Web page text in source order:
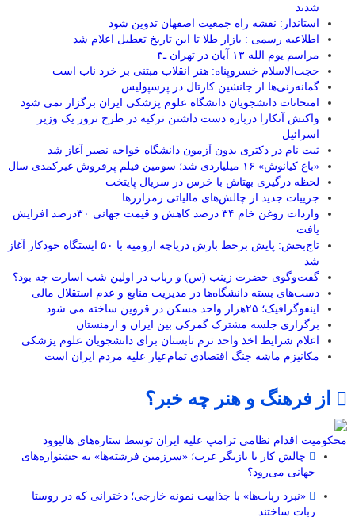
شدند
استاندار: نقشه راه جمعیت اصفهان تدوین شود
اطلاعیه رسمی : بازار طلا تا این تاریخ تعطیل اعلام شد
مراسم یوم الله ۱۳ آبان در تهران ـ۳
حجت‌الاسلام خسروپناه: هنر انقلاب مبتنی بر خرد ناب است
گمانه‌زنی‌ها از جانشین کارتال در پرسپولیس
امتحانات دانشجویان دانشگاه علوم پزشکی ایران برگزار نمی شود
واکنش آنکارا درباره دست داشتن ترکیه در طرح ترور یک وزیر
اسرائیل
ثبت نام در دکتری بدون آزمون دانشگاه خواجه نصیر آغاز شد
«باغ کیانوش» ۱۶ میلیاردی شد؛ سومین فیلم پرفروش غیرکمدی سال
لحظه درگیری بهتاش با خرس در سریال پایتخت
جزییات جدید از چالش‌های مالیاتی رمزارزها
واردات روغن خام ۳۴ درصد کاهش و قیمت جهانی ۳۰درصد افزایش
یافت
تاج‌بخش: پایش برخط بارش دریاچه ارومیه با ۵۰ ایستگاه خودکار آغاز
شد
گفت‌وگوی حضرت زینب (س) و رباب در اولین شب اسارت چه بود؟
دست‌های بسته دانشگاه‌ها در مدیریت منابع و عدم استقلال مالی
اینفوگرافیک؛ ۲۵هزار واحد مسکن در قزوین ساخته می شود
برگزاری جلسه مشترک گمرکی بین ایران و ارمنستان
اعلام شرایط اخذ واحد ترم تابستان برای دانشجویان علوم پزشکی
مکانیزم ماشه جنگ اقتصادی تمام‌عیار علیه مردم ایران است
از فرهنگ و هنر چه خبر؟
محکومیت اقدام نظامی ترامپ علیه ایران توسط ستاره‌های هالیوود
چالش کار با بازیگر عرب؛ «سرزمین فرشته‌ها» به جشنواره‌های
جهانی می‌رود؟
«نبرد ربات‌ها» با جذابیت نمونه خارجی؛ دخترانی که در روستا
ربات ساختند